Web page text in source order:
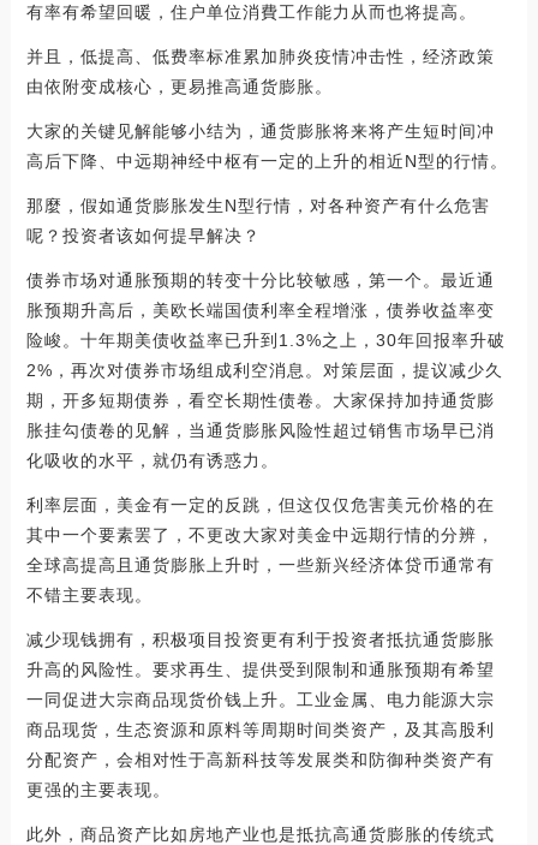
有率有希望回暖，住户单位消費工作能力从而也将提高。
并且，低提高、低费率标准累加肺炎疫情冲击性，经济政策
由依附变成核心，更易推高通货膨胀。
大家的关键见解能够小结为，通货膨胀将来将产生短时间冲
高后下降、中远期神经中枢有一定的上升的相近N型的行情。
那麼，假如通货膨胀发生N型行情，对各种资产有什么危害
呢？投资者该如何提早解决？
债券市场对通胀预期的转变十分比较敏感，第一个。最近通
胀预期升高后，美欧长端国债利率全程增涨，债券收益率变
险峻。十年期美债收益率已升到1.3%之上，30年回报率升破
2%，再次对债券市场组成利空消息。对策层面，提议减少久
期，开多短期债券，看空长期性债卷。大家保持加持通货膨
胀挂勾债卷的见解，当通货膨胀风险性超过销售市场早已消
化吸收的水平，就仍有诱惑力。
利率层面，美金有一定的反跳，但这仅仅危害美元价格的在
其中一个要素罢了，不更改大家对美金中远期行情的分辨，
全球高提高且通货膨胀上升时，一些新兴经济体贷币通常有
不错主要表现。
减少现钱拥有，积极项目投资更有利于投资者抵抗通货膨胀
升高的风险性。要求再生、提供受到限制和通胀预期有希望
一同促进大宗商品现货价钱上升。工业金属、电力能源大宗
商品现货，生态资源和原料等周期时间类资产，及其高股利
分配资产，会相对性于高新科技等发展类和防御种类资产有
更强的主要表现。
此外，商品资产比如房地产业也是抵抗高通货膨胀的传统式